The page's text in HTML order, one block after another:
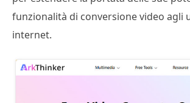
funzionalità di conversione video agli
internet.